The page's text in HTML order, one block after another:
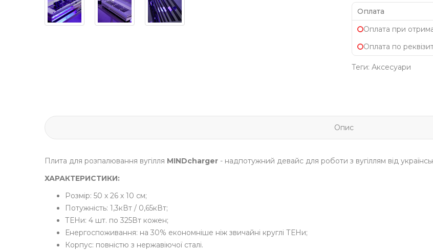
Оплата
Оплата при
Оплата по
Теги: Аксесуари
Опис
Плита для розпалювання вугілля MINDcharger - надпотужний девайс для роботи з вугіллям від
ХАРАКТЕРИСТИКИ:
Розмір: 50 х 26 х 10 см;
Потужність: 1,3кВт / 0,65кВт;
ТЕНи: 4 шт. по 325Вт кожен;
Енергоспоживання: на 30% економніше ніж звичайні круглі ТЕНи;
Корпус: повністю з нержавіючої сталі.